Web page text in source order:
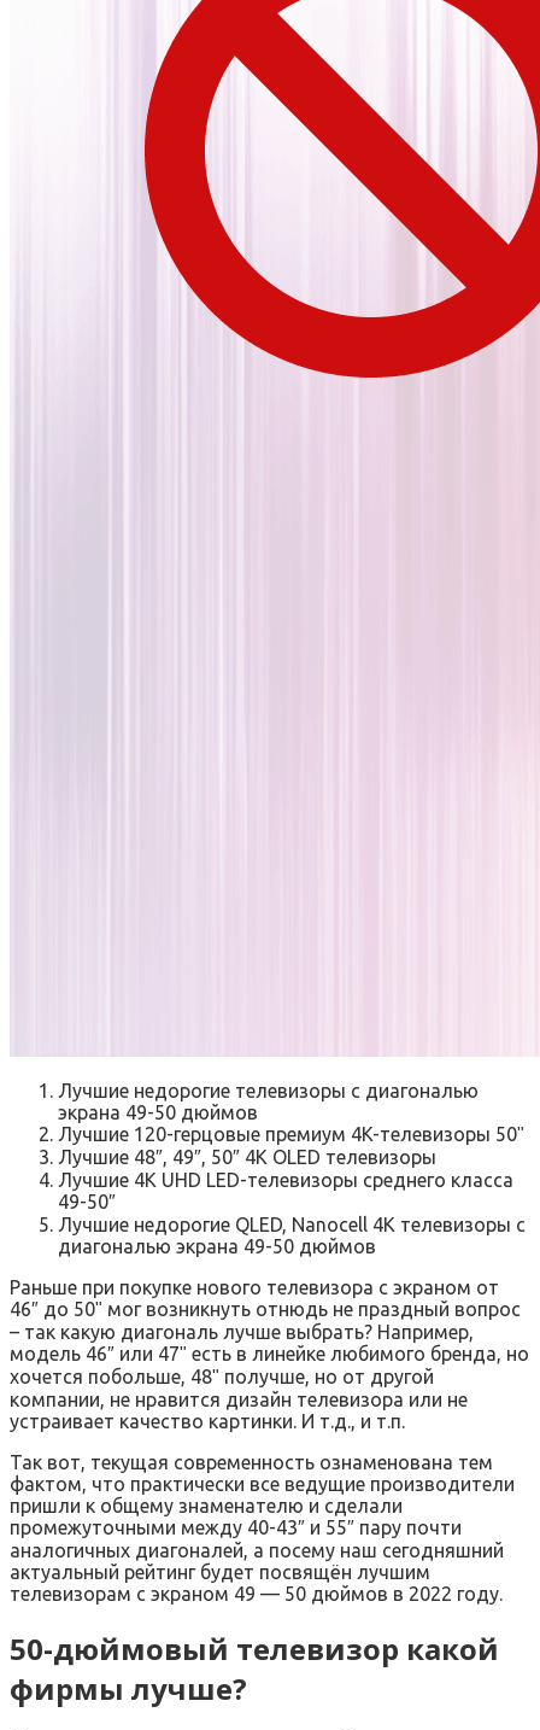
Лучшие недорогие телевизоры с диагональю
экрана 49-50 дюймов
Лучшие 120-герцовые премиум 4K-телевизоры 50ʺ
Лучшие 48″, 49″, 50″ 4K OLED телевизоры
Лучшие 4K UHD LED-телевизоры среднего класса
49-50″
Лучшие недорогие QLED, Nanocell 4К телевизоры с
диагональю экрана 49-50 дюймов
Раньше при покупке нового телевизора с экраном от
46″ до 50ʺ мог возникнуть отнюдь не праздный вопрос
– так какую диагональ лучше выбрать? Например,
модель 46″ или 47ʺ есть в линейке любимого бренда, но
хочется побольше, 48ʺ получше, но от другой
компании, не нравится дизайн телевизора или не
устраивает качество картинки. И т.д., и т.п.
Так вот, текущая современность ознаменована тем
фактом, что практически все ведущие производители
пришли к общему знаменателю и сделали
промежуточными между 40-43″ и 55″ пару почти
аналогичных диагоналей, а посему наш сегодняшний
актуальный рейтинг будет посвящён лучшим
телевизорам с экраном 49 — 50 дюймов в 2022 году.
50-дюймовый телевизор какой
фирмы лучше?